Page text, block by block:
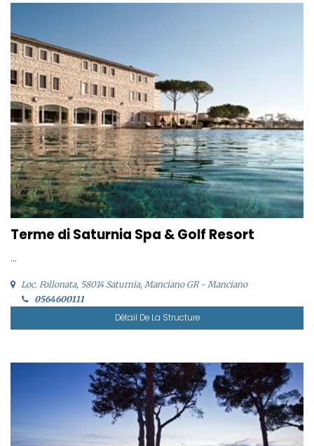
Terme di Saturnia Spa & Golf Resort
...
Loc. Follonata, 58014 Saturnia, Manciano GR - Manciano
0564600111
Détail De La Structure